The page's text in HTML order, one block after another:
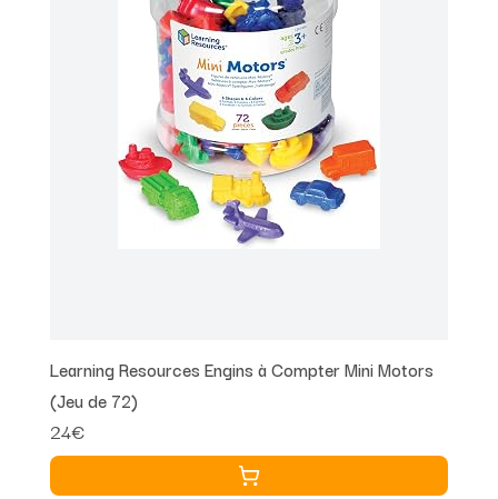
Learning Resources Engins à Compter Mini Motors
(Jeu de 72)
24€